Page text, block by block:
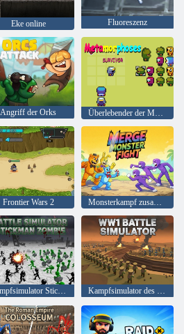
Eke online Fluoreszenz
Angriff der Orks Überlebender der Metamorphosen
Frontier Wars 2 Monsterkampf zusammenführen
Kampfsimulator Stickman Zombie Kampfsimulator des Ersten Weltkriegs